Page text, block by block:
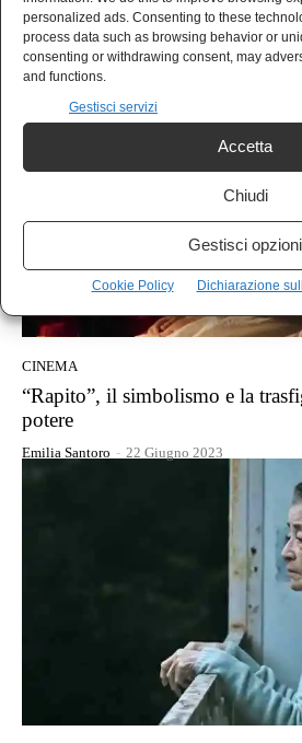
personalized ads. Consenting to these
process data such as browsing behavior or
consenting or withdrawing consent, may
and functions.
Gestisci servizi
Accetta
Chiudi
Gestisci opzioni
Cookie Policy Dichiarazione
L’eterno ritorno di Indiana
quinto capitolo?
Enrico Zerbo - 3 Luglio 2023
CINEMA
“Rapito”, il simbolismo e la
potere
Emilia Santoro - 22 Giugno 2023